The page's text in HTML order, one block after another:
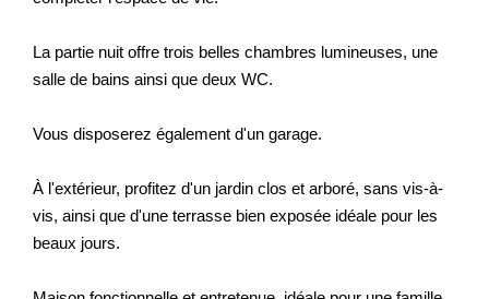
La partie nuit offre trois belles chambres lumineuses, une
salle de bains ainsi que deux WC.
Vous disposerez également d'un garage.
À l'extérieur, profitez d'un jardin clos et arboré, sans vis-à-
vis, ainsi que d'une terrasse bien exposée idéale pour les
beaux jours.